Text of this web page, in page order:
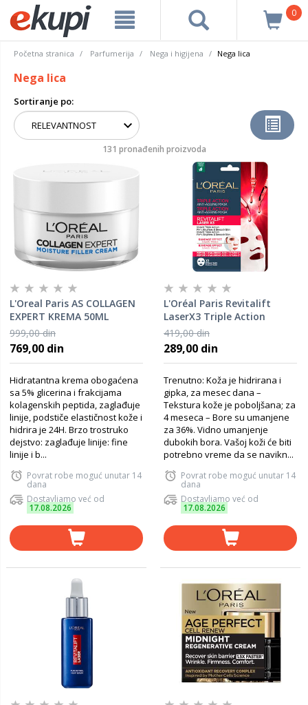
0
Početna stranica Parfumerija Nega i higijena Nega lica
Nega lica
Sortiranje po:
131 pronađenih proizvoda
L'Oreal Paris AS COLLAGEN
EXPERT KREMA 50ML
999,00 din
769,00 din
Hidratantna krema obogaćena
sa 5% glicerina i frakcijama
kolagenskih peptida, zaglađuje
linije, podstiče elastičnost kože i
hidrira je 24H. Brzo trostruko
dejstvo: zaglađuje linije: fine
linije i b...
Povrat robe moguć unutar 14
dana
Dostavljamo već od
17.08.2026
L'Oréal Paris Revitalift
LaserX3 Triple Action
maska za lice u maramici
419,00 din
289,00 din
Trenutno: Koža je hidrirana i
gipka, za mesec dana –
Tekstura kože je poboljšana; za
4 meseca – Bore su umanjene
za 36%. Vidno umanjenje
dubokih bora. Vašoj koži će biti
potrebno vreme da se navikn...
Povrat robe moguć unutar 14
dana
Dostavljamo već od
17.08.2026